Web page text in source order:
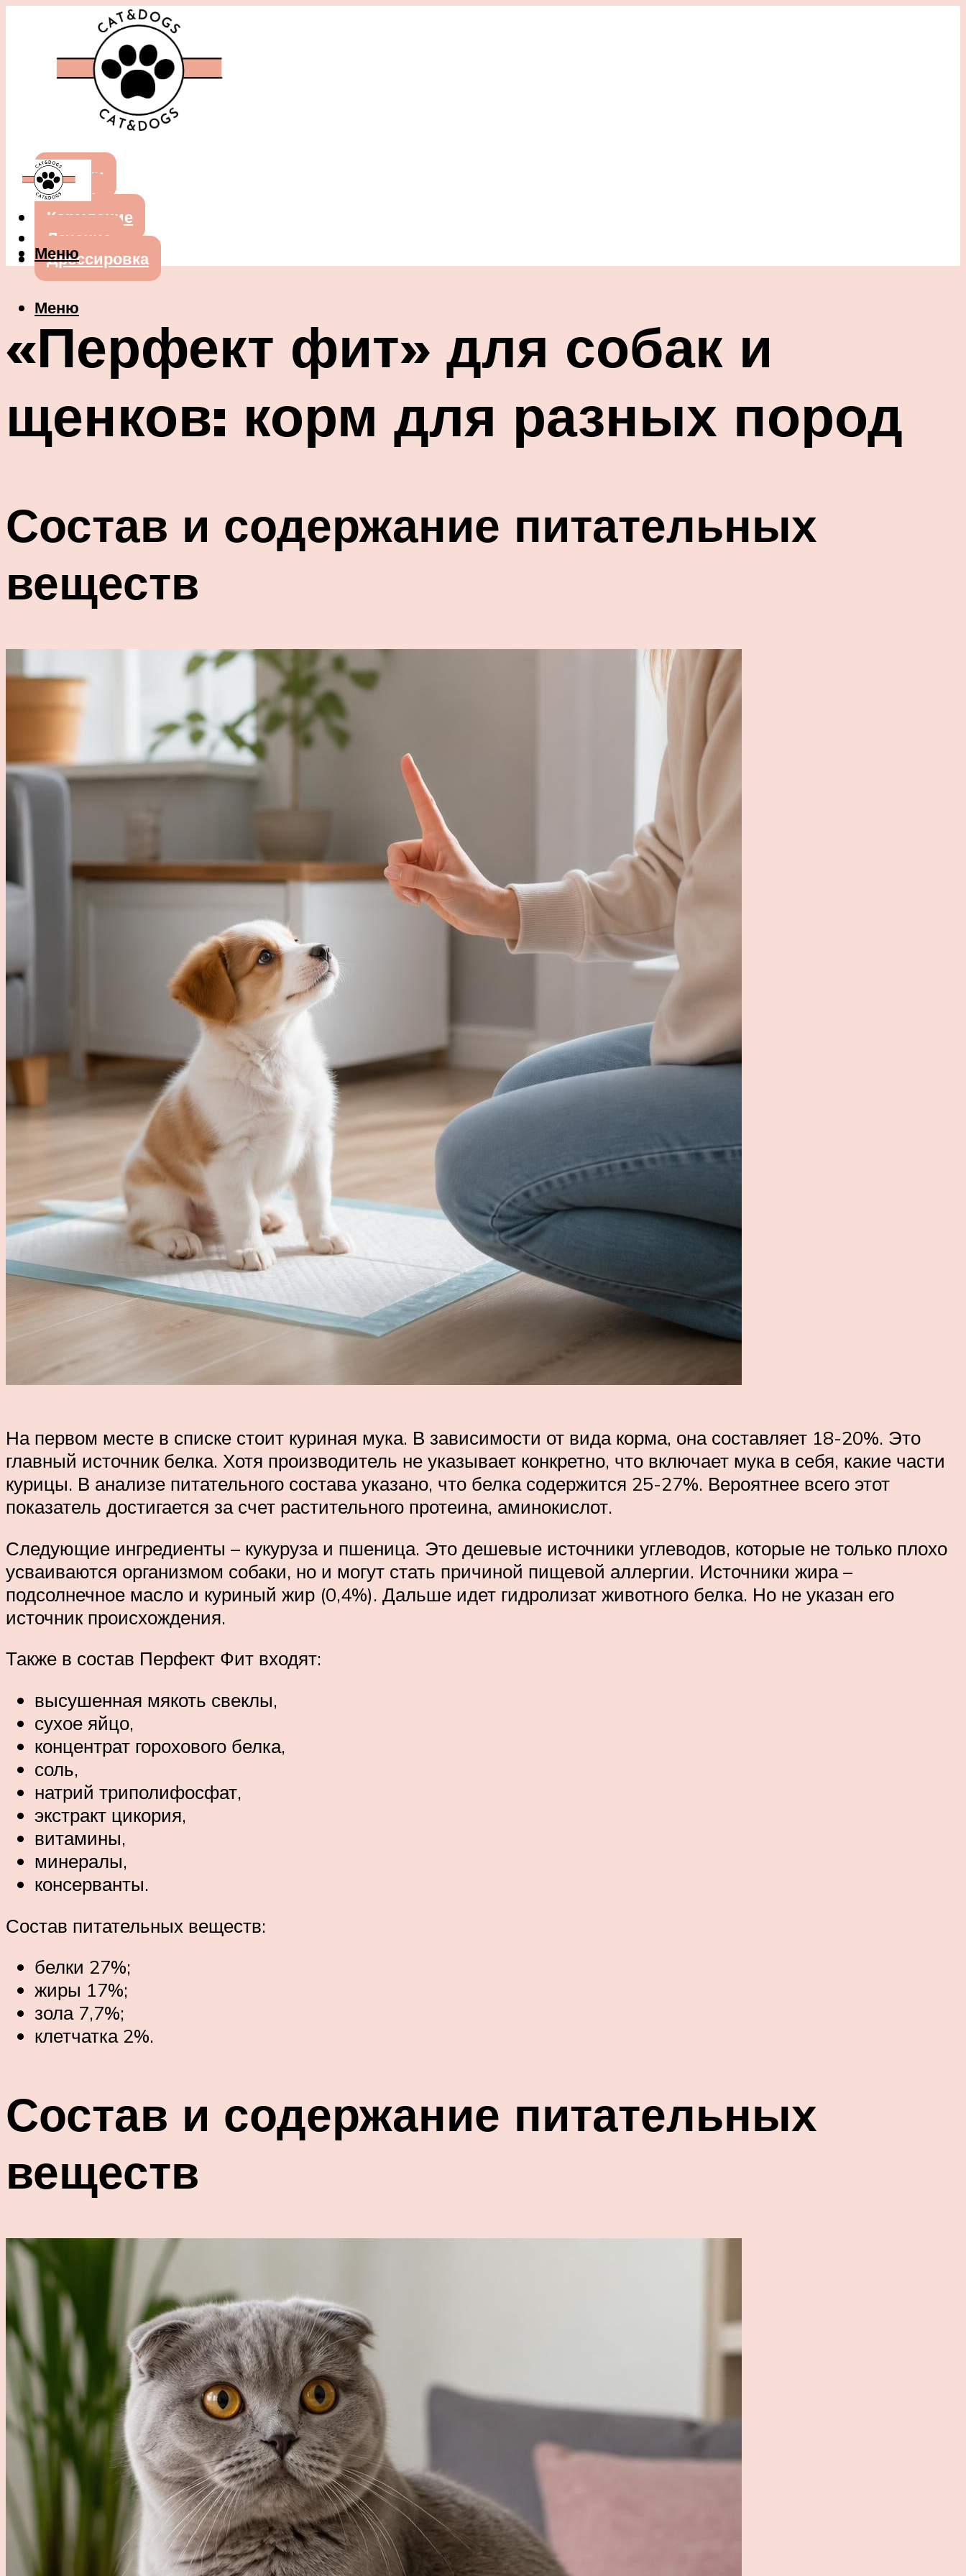
Собаки
Кошки
Кормление
Лечение
Дрессировка
Меню
Меню
«Перфект фит» для собак и
щенков: корм для разных пород
Состав и содержание питательных
веществ
На первом месте в списке стоит куриная мука. В зависимости от вида корма, она составляет 18-20%. Это
главный источник белка. Хотя производитель не указывает конкретно, что включает мука в себя, какие части
курицы. В анализе питательного состава указано, что белка содержится 25-27%. Вероятнее всего этот
показатель достигается за счет растительного протеина, аминокислот.
Следующие ингредиенты – кукуруза и пшеница. Это дешевые источники углеводов, которые не только плохо
усваиваются организмом собаки, но и могут стать причиной пищевой аллергии. Источники жира –
подсолнечное масло и куриный жир (0,4%). Дальше идет гидролизат животного белка. Но не указан его
источник происхождения.
Также в состав Перфект Фит входят:
высушенная мякоть свеклы,
сухое яйцо,
концентрат горохового белка,
соль,
натрий триполифосфат,
экстракт цикория,
витамины,
минералы,
консерванты.
Состав питательных веществ:
белки 27%;
жиры 17%;
зола 7,7%;
клетчатка 2%.
Состав и содержание питательных
веществ